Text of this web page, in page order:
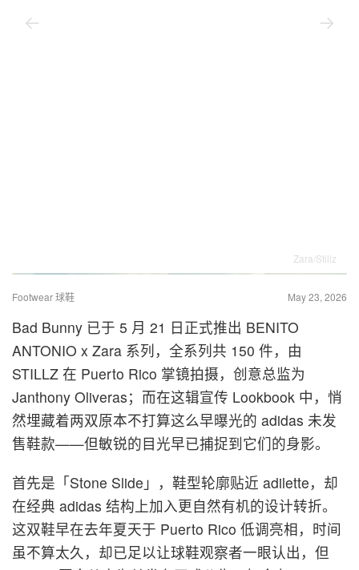
Zara/Stillz
Footwear 球鞋 May 23, 2026
Bad Bunny 已于 5 月 21 日正式推出 BENITO
ANTONIO x Zara 系列，全系列共 150 件，由
STILLZ 在 Puerto Rico 掌镜拍摄，创意总监为
Janthony Oliveras；而在这辑宣传 Lookbook 中，悄
然埋藏着两双原本不打算这么早曝光的 adidas 未发
售鞋款——但敏锐的目光早已捕捉到它们的身影。
首先是「Stone Slide」，鞋型轮廓贴近 adilette，却
在经典 adidas 结构上加入更自然有机的设计转折。
这双鞋早在去年夏天于 Puerto Rico 低调亮相，时间
虽不算太久，却已足以让球鞋观察者一眼认出，但